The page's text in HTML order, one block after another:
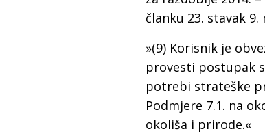
članku 23. stavak
»(9) Korisnik je
provesti postupak
potrebi strateške
Podmjere 7.1. na
okoliša i prirode.«